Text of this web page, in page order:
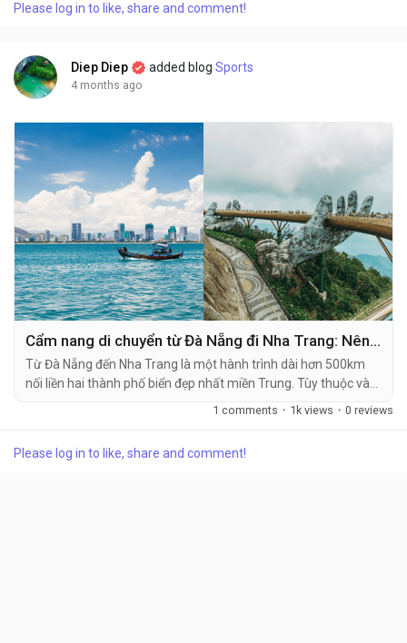
Please log in to like, share and comment!
Diep Diep added blog Sports
4 months ago
Cẩm nang di chuyển từ Đà Nẵng đi Nha Trang: Nên chọn phương tiện nào?
Từ Đà Nẵng đến Nha Trang là một hành trình dài hơn 500km
nối liền hai thành phố biển đẹp nhất miền Trung. Tùy thuộc vào
thời gian, ngân sách và sở thích cá nhân mà mỗi du khách sẽ
1 comments · 1k views · 0 reviews
Please log in to like, share and comment!